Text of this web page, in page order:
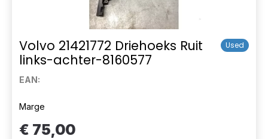
Volvo 21421772 Driehoeks Ruit
links-achter-8160577
Used
EAN:
Marge
€ 75,00